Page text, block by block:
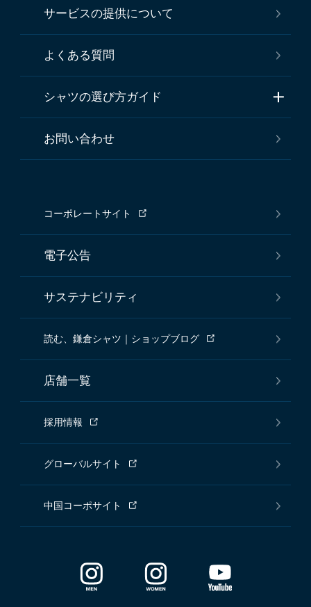
サービスの提供について
よくある質問
シャツの選び方ガイド
お問い合わせ
コーポレートサイト
電子公告
サステナビリティ
読む、鎌倉シャツ｜ショップブログ
店舗一覧
採用情報
グローバルサイト
中国コーポサイト